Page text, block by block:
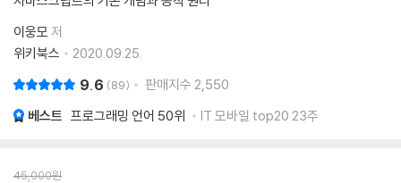
이웅모 저
위키북스
2020.09.25.
9.6 89 판매지수 2,550
베스트 프로그래밍 언어 50위 IT 모바일 top20 23주
45,000원